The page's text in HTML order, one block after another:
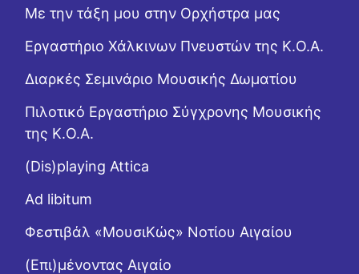
Με την τάξη μου στην Ορχήστρα μας
Εργαστήριo Χάλκινων Πνευστών της Κ.Ο.Α.
Διαρκές Σεμινάριο Μουσικής Δωματίου
Πιλοτικό Εργαστήριο Σύγχρονης Μουσικής
της Κ.Ο.Α.
(Dis)playing Attica
Ad libitum
Φεστιβάλ «ΜουσιΚώς» Νοτίου Αιγαίου
(Επι)μένοντας Αιγαίο